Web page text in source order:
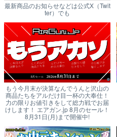
最新商品のお知らせなどは公式X（Twit
ter）でも
もう今月末が決算なんでうんと沢山の
商品たちをアルだけ目一杯の大奉仕！
力の限りお値引きをして総力戦でお届
けします！ エアガン.jp 8月のセール！
8月31日(月)まで開催中!